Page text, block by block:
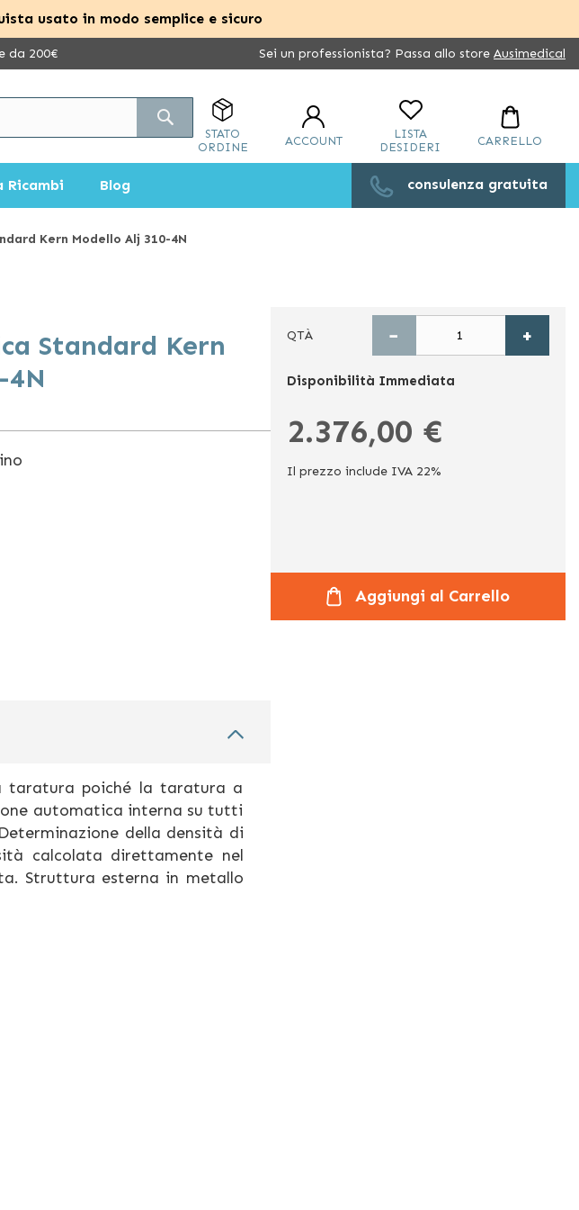
usato in modo semplice e sicuro
da 200€ Sei un professionista? Passa allo store Ausimedical
STATO
ORDINE
ACCOUNT
LISTA
DESIDERI
CARRELLO
Ricambi Blog consulenza gratuita
Kern Modello Alj 310-4N
Standard Kern
4N
QTÀ − +
Disponibilità Immediata
2.376,00 €
Il prezzo include IVA 22%
Aggiungi al Carrello
taratura poiché la taratura a
automatica interna su tutti
della densità di
calcolata direttamente nel
Struttura esterna in metallo